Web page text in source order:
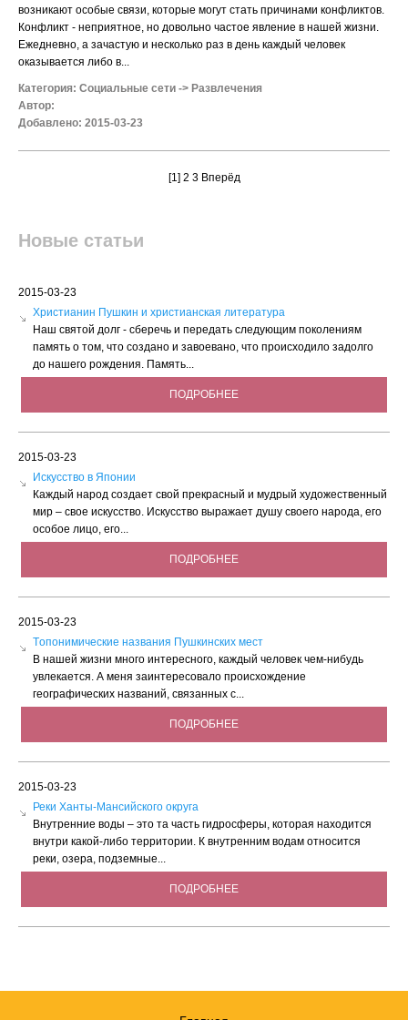
возникают особые связи, которые могут стать причинами конфликтов.
Конфликт - неприятное, но довольно частое явление в нашей жизни.
Ежедневно, а зачастую и несколько раз в день каждый человек
оказывается либо в...
Категория: Социальные сети -> Развлечения
Автор:
Добавлено: 2015-03-23
[1] 2 3 Вперёд
Новые статьи
2015-03-23
Христианин Пушкин и христианская литература
Наш святой долг - сберечь и передать следующим поколениям
память о том, что создано и завоевано, что происходило задолго
до нашего рождения. Память...
ПОДРОБНЕЕ
2015-03-23
Искусство в Японии
Каждый народ создает свой прекрасный и мудрый художественный
мир – свое искусство. Искусство выражает душу своего народа, его
особое лицо, его...
ПОДРОБНЕЕ
2015-03-23
Tопонимические названия Пушкинских мест
В нашей жизни много интересного, каждый человек чем-нибудь
увлекается. А меня заинтересовало происхождение
географических названий, связанных с...
ПОДРОБНЕЕ
2015-03-23
Реки Ханты-Мансийского округа
Внутренние воды – это та часть гидросферы, которая находится
внутри какой-либо территории. К внутренним водам относится
реки, озера, подземные...
ПОДРОБНЕЕ